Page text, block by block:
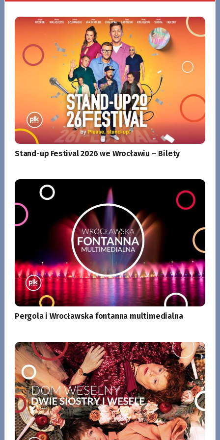
Stand-up Festival 2026 we Wrocławiu – Bilety
Pergola i Wrocławska fontanna multimedialna